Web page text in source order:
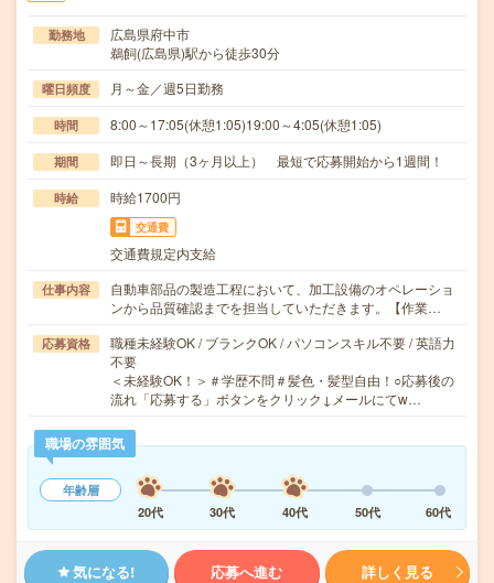
勤務地
広島県府中市
鵜飼(広島県)駅から徒歩30分
曜日頻度 月～金／週5日勤務
時間 8:00～17:05(休憩1:05)19:00～4:05(休憩1:05)
期間 即日～長期（3ヶ月以上） 最短で応募開始から1週間！
時給 時給1700円
交通費
交通費規定内支給
仕事内容
自動車部品の製造工程において、加工設備のオペレーショ
ンから品質確認までを担当していただきます。【作業…
応募資格
職種未経験OK / ブランクOK / パソコンスキル不要 / 英語力
不要
＜未経験OK！＞＃学歴不問＃髪色・髪型自由！○応募後の
流れ「応募する」ボタンをクリック↓メールにてw…
職場の雰囲気
年齢層
20代
30代 40代 50代 60代
気になる! 応募へ進む 詳しく見る